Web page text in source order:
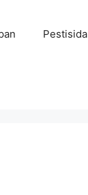
Pestisida